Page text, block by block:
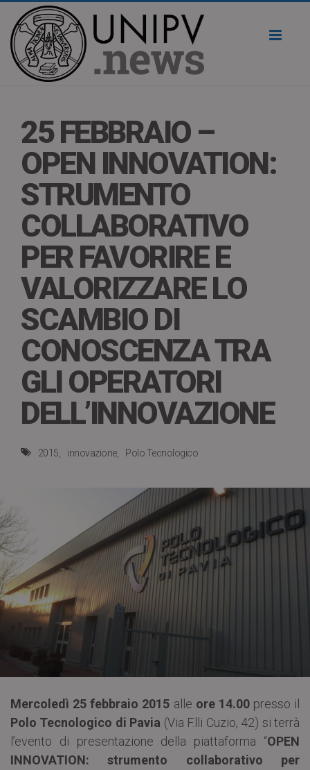
25 FEBBRAIO –
OPEN INNOVATION:
STRUMENTO
COLLABORATIVO
PER FAVORIRE E
VALORIZZARE LO
SCAMBIO DI
CONOSCENZA TRA
GLI OPERATORI
DELL’INNOVAZIONE
2015 innovazione Polo Tecnologico
Mercoledì 25 febbraio 2015 alle ore 14.00presso il
Polo Tecnologico di Pavia (Via F.lli Cuzio, 42) si terrà
l’evento di presentazione della piattaforma “OPEN
INNOVATION: strumento collaborativo per